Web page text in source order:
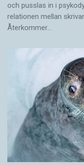
och pusslas in i
relationen mellan
Återkommer…